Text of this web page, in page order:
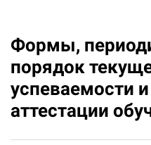
Формы,
порядок
успеваемости
аттестации